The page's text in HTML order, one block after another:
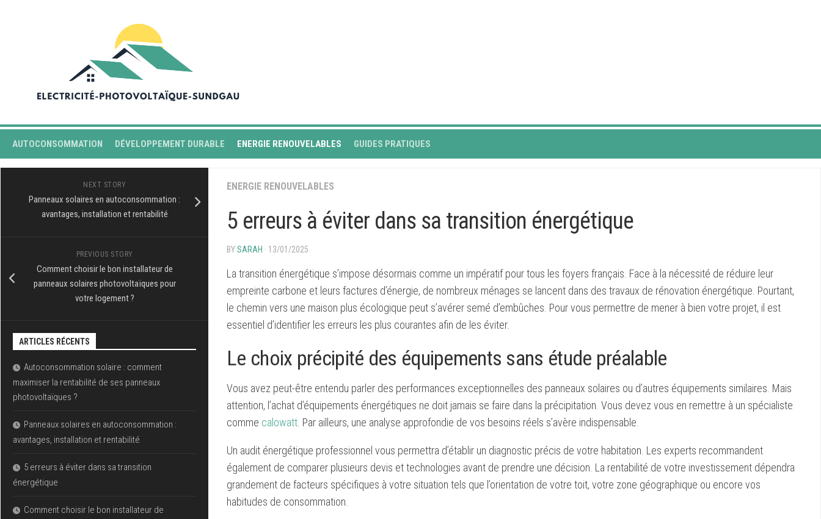
AUTOCONSOMMATION DÉVELOPPEMENT DURABLE ENERGIE RENOUVELABLES GUIDES PRATIQUES
ENERGIE RENOUVELABLES
5 erreurs à éviter dans sa transition énergétique
BYSARAH · 13/01/2025
La transition énergétique s’impose désormais comme un impératif pour tous les foyers français. Face à la nécessité de réduire leur
empreinte carbone et leurs factures d’énergie, de nombreux ménages se lancent dans des travaux de rénovation énergétique. Pourtant,
le chemin vers une maison plus écologique peut s’avérer semé d’embûches. Pour vous permettre de mener à bien votre projet, il est
essentiel d’identifier les erreurs les plus courantes afin de les éviter.
Le choix précipité des équipements sans étude préalable
Vous avez peut-être entendu parler des performances exceptionnelles des panneaux solaires ou d’autres équipements similaires. Mais
attention, l’achat d’équipements énergétiques ne doit jamais se faire dans la précipitation. Vous devez vous en remettre à un spécialiste
comme calowatt . Par ailleurs, une analyse approfondie de vos besoins réels s’avère indispensable.
Un audit énergétique professionnel vous permettra d’établir un diagnostic précis de votre habitation. Les experts recommandent
également de comparer plusieurs devis et technologies avant de prendre une décision. La rentabilité de votre investissement dépendra
grandement de facteurs spécifiques à votre situation tels que l’orientation de votre toit, votre zone géographique ou encore vos
habitudes de consommation.
NEXT STORY
Panneaux solaires en autoconsommation :
avantages, installation et rentabilité
PREVIOUS STORY
Comment choisir le bon installateur de
panneaux solaires photovoltaïques pour
votre logement ?
ARTICLES RÉCENTS
Autoconsommation solaire : comment
maximiser la rentabilité de ses panneaux
photovoltaïques ?
Panneaux solaires en autoconsommation :
avantages, installation et rentabilité
5 erreurs à éviter dans sa transition
énergétique
Comment choisir le bon installateur de